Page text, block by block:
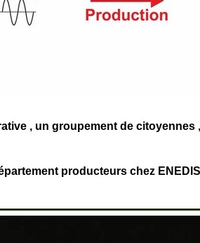
, un groupement de citoyennes
producteurs chez